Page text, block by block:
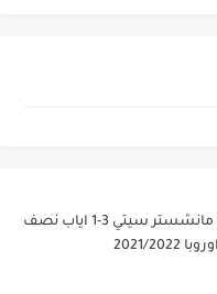
مباراة ريال مدريد و مانشستر سيتي 3-1 اياب نصف
2022